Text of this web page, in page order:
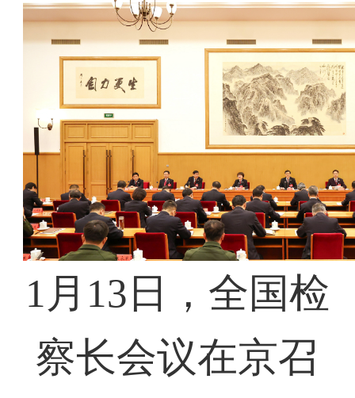
1月13日，全国检
察长会议在京召